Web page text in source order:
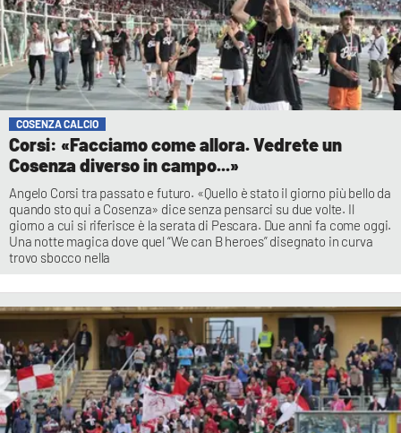
COSENZA CALCIO
Corsi: «Facciamo come allora. Vedrete un
Cosenza diverso in campo...»
Angelo Corsi tra passato e futuro. «Quello è stato il giorno più bello da
quando sto qui a Cosenza» dice senza pensarci su due volte. Il
giorno a cui si riferisce è la serata di Pescara. Due anni fa come oggi.
Una notte magica dove quel “We can B heroes” disegnato in curva
trovo sbocco nella